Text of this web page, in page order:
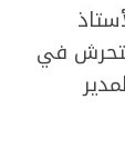
في